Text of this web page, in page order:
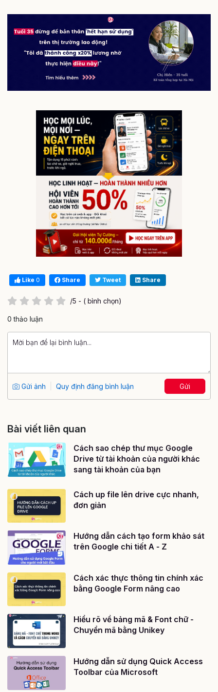
Like 0 Share Tweet Share
/5 - ( bình chọn)
0 thảo luận
Gửi ảnh Quy định đăng bình luận Gửi
Bài viết liên quan
Cách sao chép thư mục Google
Drive từ tài khoản của người khác
sang tài khoản của bạn
Cách up file lên drive cực nhanh,
đơn giản
Hướng dẫn cách tạo form khảo sát
trên Google chi tiết A - Z
Cách xác thực thông tin chính xác
bằng Google Form nâng cao
Hiểu rõ về bảng mã & Font chữ -
Chuyển mã bằng Unikey
Hướng dẫn sử dụng Quick Access
Toolbar của Microsoft